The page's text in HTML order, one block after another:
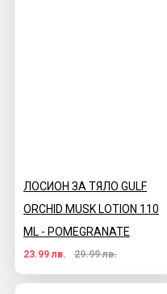
ЛОСИОН ЗА ТЯЛО GULF
ORCHID MUSK LOTION 110
ML - POMEGRANATE
23.99 лв. 29.99 лв.